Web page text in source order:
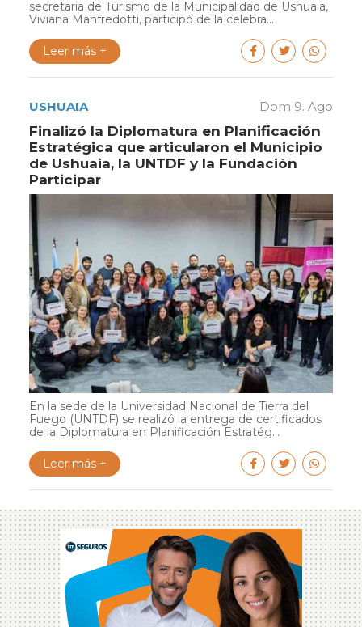
secretaria de Turismo de la Municipalidad de Ushuaia,
Viviana Manfredotti, participó de la celebra...
Leer más +
USHUAIA Dom 9. Ago
Finalizó la Diplomatura en Planificación
Estratégica que articularon el Municipio
de Ushuaia, la UNTDF y la Fundación
Participar
En la sede de la Universidad Nacional de Tierra del
Fuego (UNTDF) se realizó la entrega de certificados
de la Diplomatura en Planificación Estratég...
Leer más +